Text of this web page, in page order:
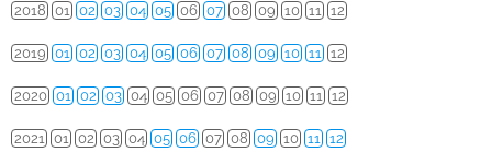
2018 01 02 03 04 05 06 07 08 09 10 11 12
2019 01 02 03 04 05 06 07 08 09 10 11 12
2020 01 02 03 04 05 06 07 08 09 10 11 12
2021 01 02 03 04 05 06 07 08 09 10 11 12